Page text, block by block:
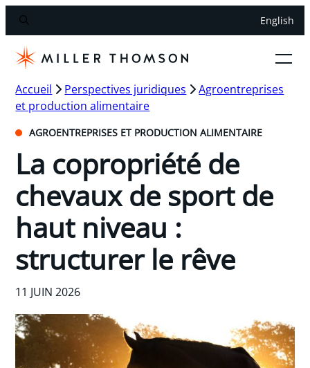
English
Accueil Perspectives juridiques
Agroentreprises
et production alimentaire
AGROENTREPRISES ET PRODUCTION ALIMENTAIRE
La copropriété de
chevaux de sport de
haut niveau :
structurer le rêve
11 JUIN 2026